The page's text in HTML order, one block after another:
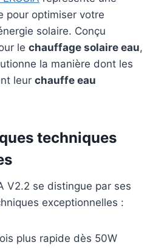
pour optimiser votre
solaire. Conçu
le chauffage solaire eau,
la manière dont les
leur chauffe eau
techniques
V2.2 se distingue par ses
exceptionnelles :
plus rapide dès 50W